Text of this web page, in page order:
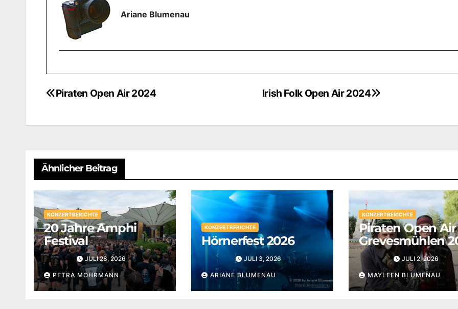
Ariane Blumenau
Beitragsnavigation Irish Folk Open Air 2024
Piraten Open Air 2024
Ähnlicher Beitrag
KONZERTBERICHTE
20 Jahre Amphi
Festival
JULI 28, 2026
PETRA MOHRMANN
KONZERTBERICHTE
Hörnerfest 2026
JULI 3, 2026
ARIANE BLUMENAU
KONZERTBERICHTE
Piraten Open Air
Grevesmühlen
JULI 2, 2026
MAYLEEN BLUMENAU